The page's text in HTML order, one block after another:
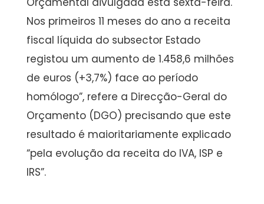
Nos primeiros 11 meses do ano a receita
fiscal líquida do subsector Estado
registou um aumento de 1.458,6 milhões
de euros (+3,7%) face ao período
homólogo”, refere a Direcção-Geral do
Orçamento (DGO) precisando que este
resultado é maioritariamente explicado
“pela evolução da receita do IVA, ISP e
IRS”.